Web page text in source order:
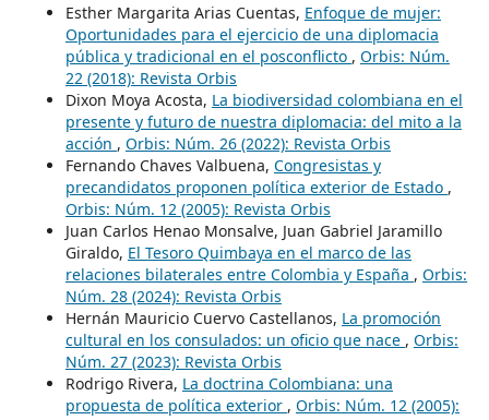
Esther Margarita Arias Cuentas, Enfoque de mujer:
Oportunidades para el ejercicio de una diplomacia
pública y tradicional en el posconflicto , Orbis: Núm.
22 (2018): Revista Orbis
Dixon Moya Acosta, La biodiversidad colombiana en el
presente y futuro de nuestra diplomacia: del mito a la
acción , Orbis: Núm. 26 (2022): Revista Orbis
Fernando Chaves Valbuena, Congresistas y
precandidatos proponen política exterior de Estado ,
Orbis: Núm. 12 (2005): Revista Orbis
Juan Carlos Henao Monsalve, Juan Gabriel Jaramillo
Giraldo, El Tesoro Quimbaya en el marco de las
relaciones bilaterales entre Colombia y España , Orbis:
Núm. 28 (2024): Revista Orbis
Hernán Mauricio Cuervo Castellanos, La promoción
cultural en los consulados: un oficio que nace , Orbis:
Núm. 27 (2023): Revista Orbis
Rodrigo Rivera, La doctrina Colombiana: una
propuesta de política exterior , Orbis: Núm. 12 (2005):